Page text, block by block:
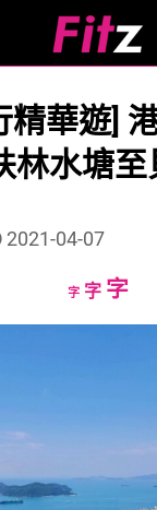
精華遊]
林水塘至
2021-04-07
字Decrease
字Reset
字